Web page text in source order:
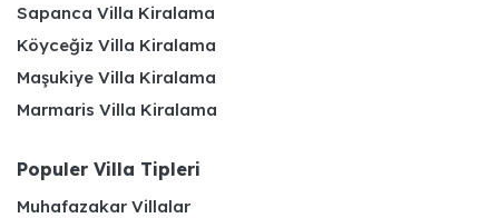
Sapanca Villa Kiralama
Köyceğiz Villa Kiralama
Maşukiye Villa Kiralama
Marmaris Villa Kiralama
Populer Villa Tipleri
Muhafazakar Villalar